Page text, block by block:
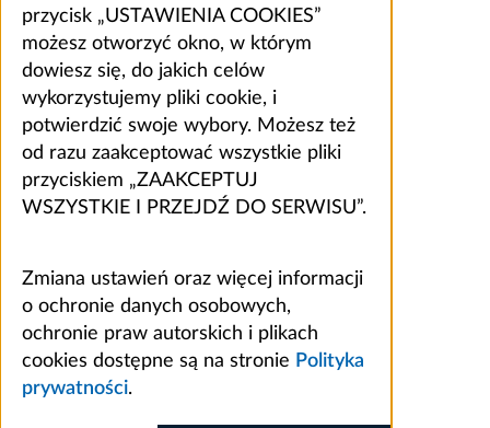
przycisk „USTAWIENIA COOKIES”
możesz otworzyć okno, w którym
dowiesz się, do jakich celów
wykorzystujemy pliki cookie, i
potwierdzić swoje wybory. Możesz też
od razu zaakceptować wszystkie pliki
przyciskiem „ZAAKCEPTUJ
WSZYSTKIE I PRZEJDŹ DO SERWISU”.
Zmiana ustawień oraz więcej informacji
o ochronie danych osobowych,
ochronie praw autorskich i plikach
cookies dostępne są na stronie Polityka
prywatności.